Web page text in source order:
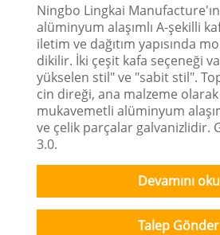
Ningbo Lingkai
alüminyum alaşımlı A-şekilli
iletim ve dağıtım yapısında
dikilir. İki çeşit kafa seçeneği
yükselen stil" ve "sabit stil".
cin direği, ana malzeme
mukavemetli alüminyum
ve çelik parçalar galvanizlidir.
3.0.
Devamını oku
Talep Gönder